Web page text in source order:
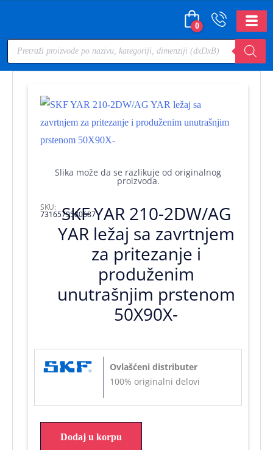
0
Slika može da se razlikuje od originalnog
proizvoda.
SKF YAR 210-2DW/AG
YAR ležaj sa zavrtnjem
za pritezanje i
produženim
unutrašnjim prstenom
50X90X-
SKU:
7316579580687
Ovlašćeni distributer
100% originalni delovi
Dodaj u korpu